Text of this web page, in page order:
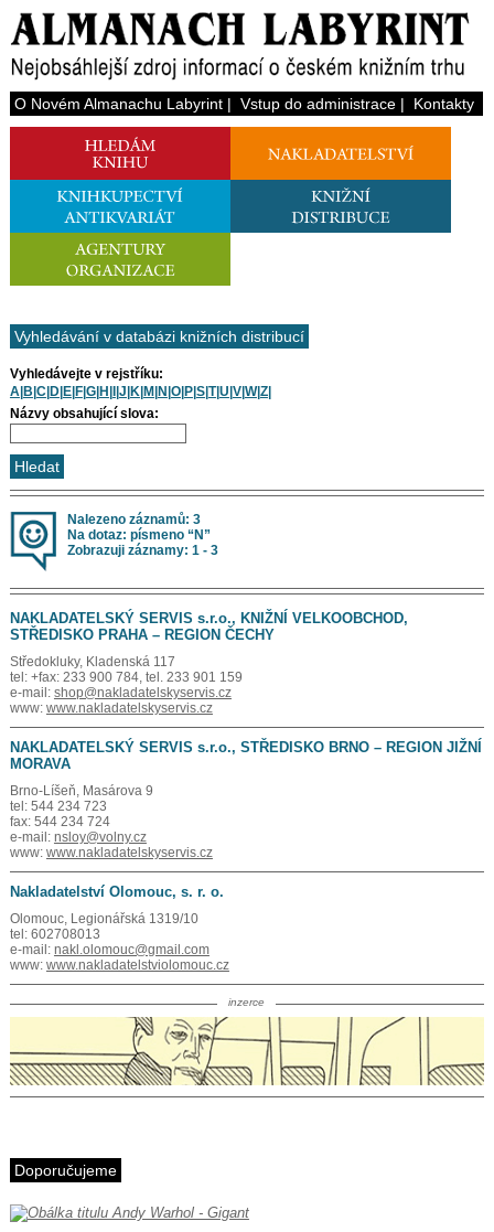
O Novém Almanachu Labyrint| Vstup do administrace| Kontakty
Vyhledávání v databázi knižních distribucí
Vyhledávejte v rejstříku:
A| B C| D| E| F| G| H J K| M N O| P| S| T|U V| W|Z|
Názvy obsahující slova:
Nalezeno záznamů: 3
Na dotaz: písmeno “N”
Zobrazuji záznamy: 1 - 3
NAKLADATELSKÝ SERVIS s.r.o., KNIŽNÍ VELKOOBCHOD,
STŘEDISKO PRAHA – REGION ČECHY
Středokluky, Kladenská 117
tel: +fax: 233 900 784, tel. 233 901 159
e-mail: shop@nakladatelskyservis.cz
www: www.nakladatelskyservis.cz
NAKLADATELSKÝ SERVIS s.r.o., STŘEDISKO BRNO – REGION JIŽNÍ
MORAVA
Brno-Líšeň, Masárova 9
tel: 544 234 723
fax: 544 234 724
e-mail: nsloy@volny.cz
www: www.nakladatelskyservis.cz
Nakladatelství Olomouc, s. r. o.
Olomouc, Legionářská 1319/10
tel: 602708013
e-mail: nakl.olomouc@gmail.com
www: www.nakladatelstviolomouc.cz
inzerce
Doporučujeme